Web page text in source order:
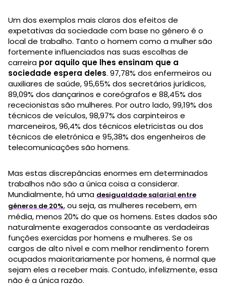
Um dos exemplos mais claros dos efeitos de
expetativas da sociedade com base no género é o
local de trabalho. Tanto o homem como a mulher são
fortemente influenciados nas suas escolhas de
carreira por aquilo que lhes ensinam que a
sociedade espera deles. 97,78% dos enfermeiros ou
auxiliares de saúde, 95,65% dos secretários jurídicos,
89,09% dos dançarinos e coreógrafos e 88,45% dos
rececionistas são mulheres. Por outro lado, 99,19% dos
técnicos de veículos, 98,97% dos carpinteiros e
marceneiros, 96,4% dos técnicos eletricistas ou dos
técnicos de eletrónica e 95,38% dos engenheiros de
telecomunicações são homens.
Mas estas discrepâncias enormes em determinados
trabalhos não são a única coisa a considerar.
Mundialmente, há uma desigualdade salarial entre
géneros de 20%, ou seja, as mulheres recebem, em
média, menos 20% do que os homens. Estes dados são
naturalmente exagerados consoante as verdadeiras
funções exercidas por homens e mulheres. Se os
cargos de alto nível e com melhor rendimento forem
ocupados maioritariamente por homens, é normal que
sejam eles a receber mais. Contudo, infelizmente, essa
não é a única razão.